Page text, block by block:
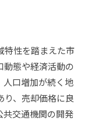
術
準備
ションスキル
テクニック
ント
特性を踏まえた市
動態や経済活動の
人口増加が続く地
り、売却価格に良
共交通機関の開発